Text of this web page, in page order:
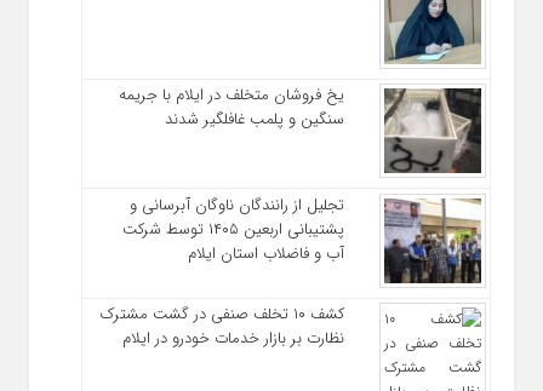
یخ‌ فروشان متخلف در ایلام با جریمه
سنگین و پلمب غافلگیر شدند
تجلیل از رانندگان ناوگان آبرسانی و
پشتیبانی اربعین ۱۴۰۵ توسط شرکت
آب و فاضلاب استان ایلام
کشف ۱۰ تخلف صنفی در گشت مشترک
نظارت بر بازار خدمات خودرو در ایلام